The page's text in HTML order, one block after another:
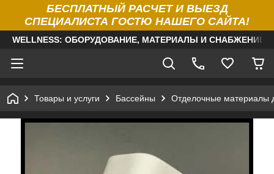
БЕСПЛАТНЫЙ РАСЧЕТ И ВЫЕЗД
СПЕЦИАЛИСТА ГОСТЮ НАШЕГО САЙТА!
WELLNESS: ОБОРУДОВАНИЕ, МАТЕРИАЛЫ И
Товары и услуги Бассейны Отделочные материалы